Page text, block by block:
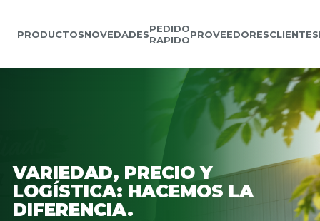
PRODUCTOSNOVEDADESPEDIDO
RAPIDOPROVEEDORESCLIENTES
VARIEDAD, PRECIO Y
LOGÍSTICA: HACEMOS LA
DIFERENCIA.